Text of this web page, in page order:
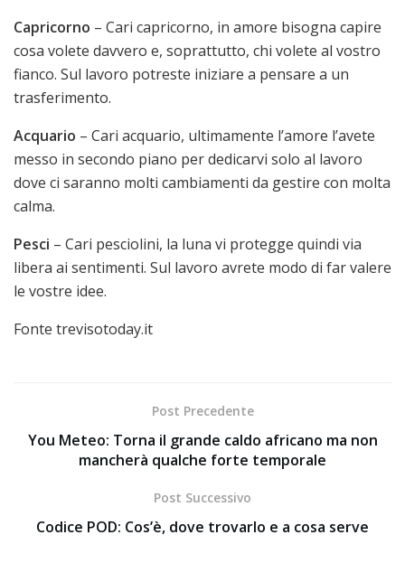
Capricorno – Cari capricorno, in amore bisogna capire
cosa volete davvero e, soprattutto, chi volete al vostro
fianco. Sul lavoro potreste iniziare a pensare a un
trasferimento.
Acquario – Cari acquario, ultimamente l’amore l’avete
messo in secondo piano per dedicarvi solo al lavoro
dove ci saranno molti cambiamenti da gestire con molta
calma.
Pesci – Cari pesciolini, la luna vi protegge quindi via
libera ai sentimenti. Sul lavoro avrete modo di far valere
le vostre idee.
Fonte trevisotoday.it
Post Precedente
You Meteo: Torna il grande caldo africano ma non
mancherà qualche forte temporale
Post Successivo
Codice POD: Cos’è, dove trovarlo e a cosa serve